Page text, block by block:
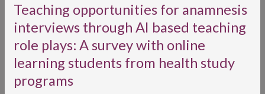
Teaching opportunities for anamnesis
interviews through AI based teaching
role plays: A survey with online
learning students from health study
programs
Teaching
opportunities
for
anamnesis
interviews
AI